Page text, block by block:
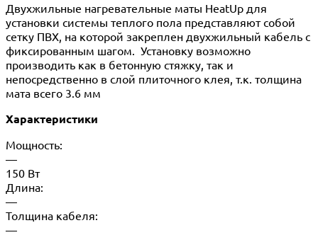
Двухжильные нагревательные маты HeatUp для
установки системы теплого пола представляют собой
сетку ПВХ, на которой закреплен двухжильный кабель с
фиксированным шагом. Установку возможно
производить как в бетонную стяжку, так и
непосредственно в слой плиточного клея, т.к. толщина
мата всего 3.6 мм
Характеристики
Мощность:
—
150 Вт
Длина:
—
Толщина кабеля:
—